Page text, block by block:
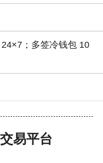
；多签冷钱包 10
易平台